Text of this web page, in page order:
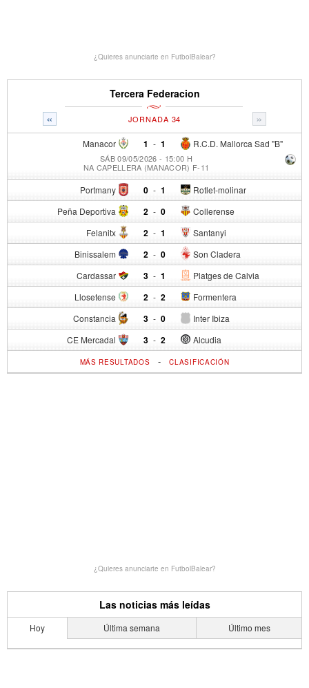
¿Quieres anunciarte en FutbolBalear?
Tercera Federacion
« »
JORNADA 34
Manacor 1 - R.C.D. Mallorca Sad "B"
1
SÁB 09/05/2026 - 15:00 H
NA CAPELLERA (MANACOR) F-11
Portmany 0 - Rotlet-molinar
1
Peña Deportiva 2 - Collerense
0
Felanitx 2 - Santanyi
1
Binissalem 2 - Son Cladera
0
Cardassar 3 - Platges de Calvia
1
Llosetense 2 - Formentera
2
Constancia 3 - Inter Ibiza
0
CE Mercadal 3 - Alcudia
2
MÁS RESULTADOS -CLASIFICACIÓN
¿Quieres anunciarte en FutbolBalear?
Las noticias más leídas
Hoy Última semana Último mes